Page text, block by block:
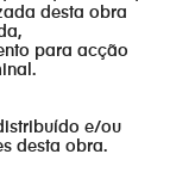
desta obra
para acção
e/ou
desta obra.